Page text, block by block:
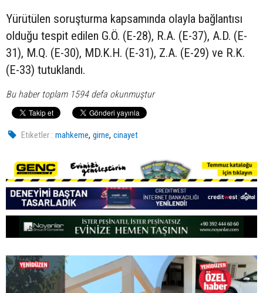
Yürütülen soruşturma kapsamında olayla bağlantısı
olduğu tespit edilen G.Ö. (E-28), R.A. (E-37), A.D. (E-
31), M.Q. (E-30), MD.K.H. (E-31), Z.A. (E-29) ve R.K.
(E-33) tutuklandı.
Bu haber toplam 1594 defa okunmuştur
Etiketler : mahkeme,girne,cinayet